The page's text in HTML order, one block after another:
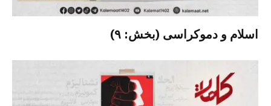
اسلام و دموکراسی (بخش: ۹)